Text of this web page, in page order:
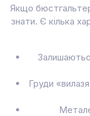
Якщо
знати. Є кілька
Груди